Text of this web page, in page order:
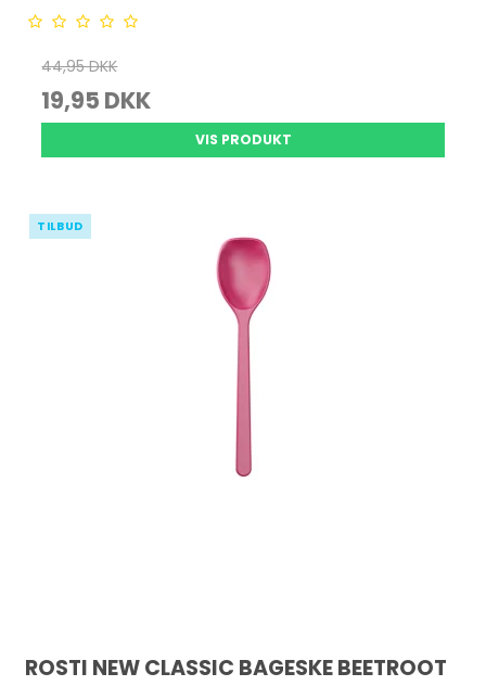
44,95 DKK
19,95 DKK
VIS PRODUKT
TILBUD
ROSTI NEW CLASSIC BAGESKE BEETROOT